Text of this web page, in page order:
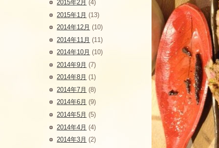
2015年2月 (4)
2015年1月 (13)
2014年12月 (10)
2014年11月 (11)
2014年10月 (10)
2014年9月 (7)
2014年8月 (1)
2014年7月 (8)
2014年6月 (9)
2014年5月 (5)
2014年4月 (4)
2014年3月 (2)